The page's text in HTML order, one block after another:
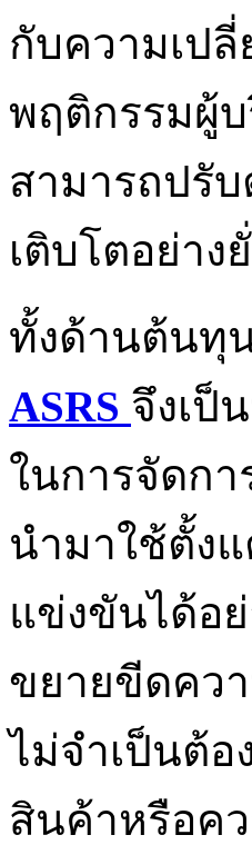
กับความเป
พฤติกรรมผู้บ
สามารถปรั
เติบโตอย่า
ทั้งด้านต้นทุ
ASRS จึงเป็
ในการจัดก
นำมาใช้ตั้ง
แข่งขันได้อ
ขยายขีดคว
ไม่จำเป็นต้อ
สินค้าหรือค